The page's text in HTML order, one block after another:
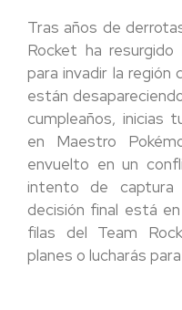
Tras años de
Rocket ha
para invadir la región
están
cumpleaños, inicias
en Maestro
envuelto en un
intento de captura
decisión final está
filas del Team
planes o lucharás